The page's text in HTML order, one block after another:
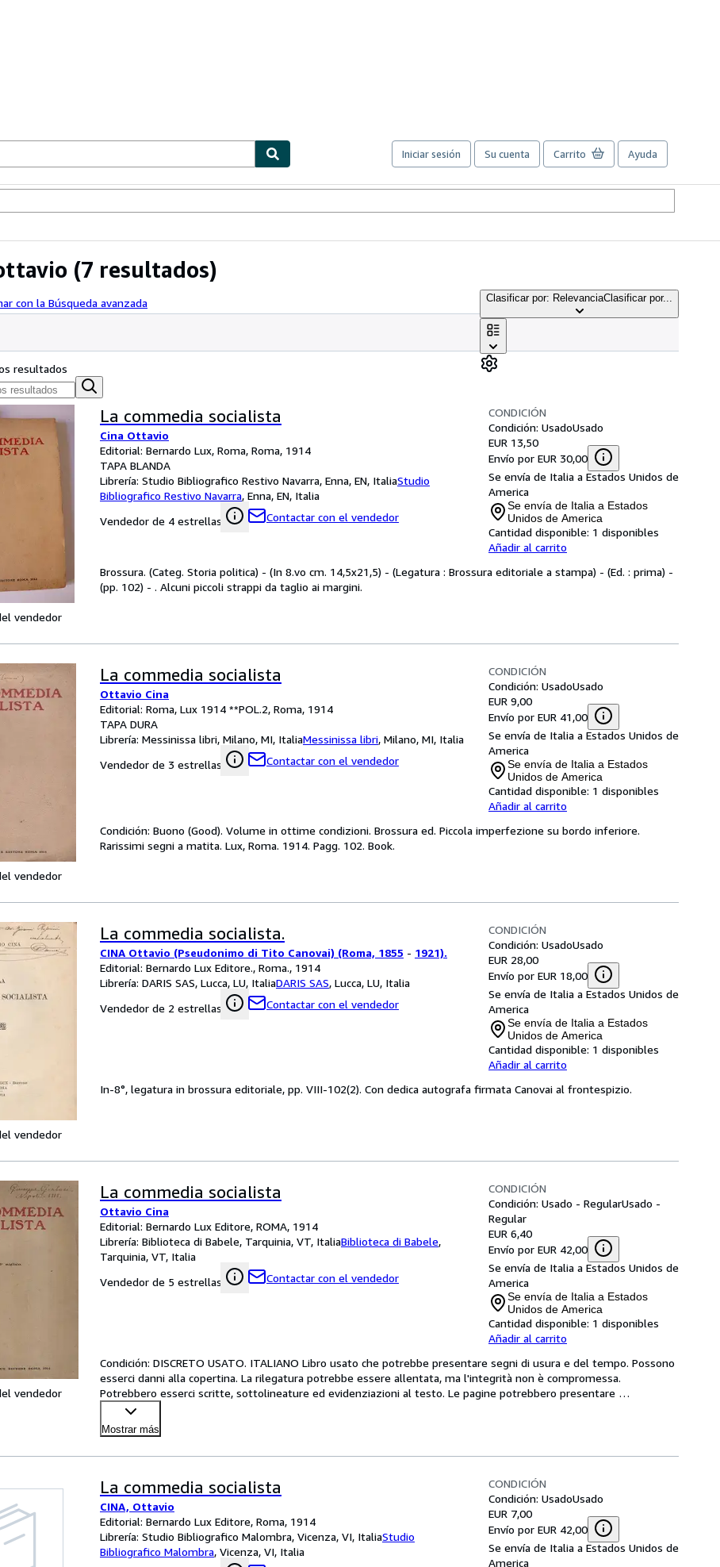
Iniciar sesión Su cuenta Carrito Ayuda
(7 resultados)
con la Búsqueda avanzada Clasificar por: RelevanciaClasificar por...
resultados
vendedor
La commedia socialista
Cina Ottavio
Editorial: Bernardo Lux, Roma, Roma, 1914
TAPA BLANDA
Librería: Studio Bibliografico Restivo Navarra, Enna, EN, ItaliaStudio
Bibliografico Restivo Navarra, Enna, EN, Italia
Vendedor de 4 estrellas
Contactar con el vendedor
CONDICIÓN
Condición: UsadoUsado
EUR 13,50
Envío por EUR 30,00
Se envía de Italia a Estados Unidos de
America
Se envía de Italia a Estados
Unidos de America
Cantidad disponible: 1 disponibles
Añadir al carrito
Brossura. (Categ. Storia politica) - (In 8.vo cm. 14,5x21,5) - (Legatura : Brossura editoriale a stampa) - (Ed. : prima) -
(pp. 102) - . Alcuni piccoli strappi da taglio ai margini.
vendedor
La commedia socialista
Ottavio Cina
Editorial: Roma, Lux 1914 **POL.2, Roma, 1914
TAPA DURA
Librería: Messinissa libri, Milano, MI, ItaliaMessinissa libri, Milano, MI, Italia
Vendedor de 3 estrellas
Contactar con el vendedor
CONDICIÓN
Condición: UsadoUsado
EUR 9,00
Envío por EUR 41,00
Se envía de Italia a Estados Unidos de
America
Se envía de Italia a Estados
Unidos de America
Cantidad disponible: 1 disponibles
Añadir al carrito
Condición: Buono (Good). Volume in ottime condizioni. Brossura ed. Piccola imperfezione su bordo inferiore.
Rarissimi segni a matita. Lux, Roma. 1914. Pagg. 102. Book.
vendedor
La commedia socialista.
CINA Ottavio (Pseudonimo di Tito Canovai) (Roma, 1855 - 1921).
Editorial: Bernardo Lux Editore., Roma., 1914
Librería: DARIS SAS, Lucca, LU, ItaliaDARIS SAS, Lucca, LU, Italia
Vendedor de 2 estrellas
Contactar con el vendedor
CONDICIÓN
Condición: UsadoUsado
EUR 28,00
Envío por EUR 18,00
Se envía de Italia a Estados Unidos de
America
Se envía de Italia a Estados
Unidos de America
Cantidad disponible: 1 disponibles
Añadir al carrito
In-8°, legatura in brossura editoriale, pp. VIII-102(2). Con dedica autografa firmata Canovai al frontespizio.
vendedor
La commedia socialista
Ottavio Cina
Editorial: Bernardo Lux Editore, ROMA, 1914
Librería: Biblioteca di Babele, Tarquinia, VT, ItaliaBiblioteca di Babele,
Tarquinia, VT, Italia
Vendedor de 5 estrellas
Contactar con el vendedor
CONDICIÓN
Condición: Usado - RegularUsado -
Regular
EUR 6,40
Envío por EUR 42,00
Se envía de Italia a Estados Unidos de
America
Se envía de Italia a Estados
Unidos de America
Cantidad disponible: 1 disponibles
Añadir al carrito
Condición: DISCRETO USATO. ITALIANO Libro usato che potrebbe presentare segni di usura e del tempo. Possono
esserci danni alla copertina. La rilegatura potrebbe essere allentata, ma l'integrità non è compromessa.
Potrebbero esserci scritte, sottolineature ed evidenziazioni al testo. Le pagine potrebbero presentare
ingiallimento
Mostrar más
La commedia socialista
CINA, Ottavio
Editorial: Bernardo Lux Editore, Roma, 1914
Librería: Studio Bibliografico Malombra, Vicenza, VI, ItaliaStudio
Bibliografico Malombra, Vicenza, VI, Italia
CONDICIÓN
Condición: UsadoUsado
EUR 7,00
Envío por EUR 42,00
Se envía de Italia a Estados Unidos de
America